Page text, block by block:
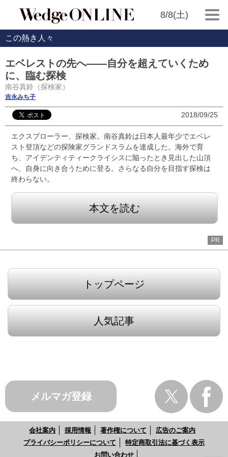
8/8(土)
この熱き人々
エベレストの先へ――自分を超えていくため
に、臨む探検
南谷真鈴（探検家）
吉永みち子
2018/09/25
エクスプローラー、探検家。南谷真鈴は日本人最年少でエベレ
スト登頂などの探険家グランドスラムを達成した。海外で育
ち、アイデンティティークライシスに陥ったとき見出した山頂
へ、自身に向き合うために登る。さらなる自分を目指す探検は
終わらない。
本文を読む
PR
トップページ
人気記事
メルマガ登録
会社案内 採用情報 著作権について
広告のご案内
プライバシーポリシーについて
特定商取引法に基づく表示
お問い合わせ